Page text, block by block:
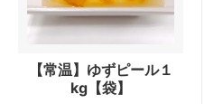
【常温】ゆずピール１
kg【袋】